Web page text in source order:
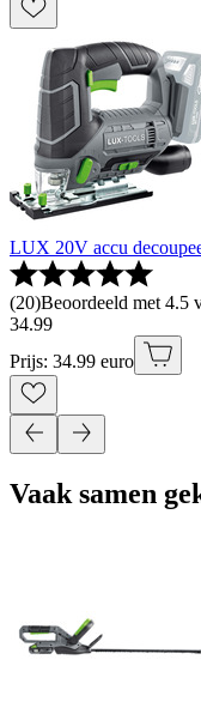
LUX 20V accu
(20)Beoordeeld met 4.5
34.99
Prijs: 34.99 euro
Vaak samen